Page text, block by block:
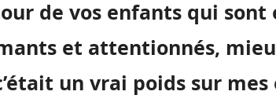
de vos enfants qui sont
et attentionnés,
un vrai poids sur mes